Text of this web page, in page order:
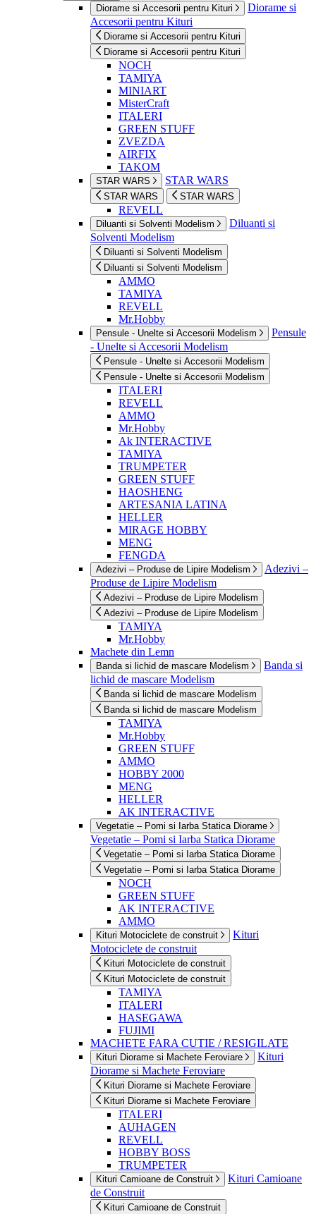
Diorame si Accesorii pentru Kituri
Diorame si
Accesorii pentru Kituri
Diorame si Accesorii pentru Kituri
Diorame si Accesorii pentru Kituri
NOCH
TAMIYA
MINIART
MisterCraft
ITALERI
GREEN STUFF
ZVEZDA
AIRFIX
TAKOM
STAR WARS STAR WARS
STAR WARS STAR WARS
REVELL
Diluanti si Solventi Modelism
Diluanti si
Solventi Modelism
Diluanti si Solventi Modelism
Diluanti si Solventi Modelism
AMMO
TAMIYA
REVELL
Mr.Hobby
Pensule - Unelte si Accesorii Modelism
Pensule
- Unelte si Accesorii Modelism
Pensule - Unelte si Accesorii Modelism
Pensule - Unelte si Accesorii Modelism
ITALERI
REVELL
AMMO
Mr.Hobby
Ak INTERACTIVE
TAMIYA
TRUMPETER
GREEN STUFF
HAOSHENG
ARTESANIA LATINA
HELLER
MIRAGE HOBBY
MENG
FENGDA
Adezivi – Produse de Lipire Modelism
Adezivi –
Produse de Lipire Modelism
Adezivi – Produse de Lipire Modelism
Adezivi – Produse de Lipire Modelism
TAMIYA
Mr.Hobby
Machete din Lemn
Banda si lichid de mascare Modelism
Banda si
lichid de mascare Modelism
Banda si lichid de mascare Modelism
Banda si lichid de mascare Modelism
TAMIYA
Mr.Hobby
GREEN STUFF
AMMO
HOBBY 2000
MENG
HELLER
AK INTERACTIVE
Vegetatie – Pomi si Iarba Statica Diorame
Vegetatie – Pomi si Iarba Statica Diorame
Vegetatie – Pomi si Iarba Statica Diorame
Vegetatie – Pomi si Iarba Statica Diorame
NOCH
GREEN STUFF
AK INTERACTIVE
AMMO
Kituri Motociclete de construit
Kituri
Motociclete de construit
Kituri Motociclete de construit
Kituri Motociclete de construit
TAMIYA
ITALERI
HASEGAWA
FUJIMI
MACHETE FARA CUTIE / RESIGILATE
Kituri Diorame si Machete Feroviare
Kituri
Diorame si Machete Feroviare
Kituri Diorame si Machete Feroviare
Kituri Diorame si Machete Feroviare
ITALERI
AUHAGEN
REVELL
HOBBY BOSS
TRUMPETER
Kituri Camioane de Construit
Kituri Camioane
de Construit
Kituri Camioane de Construit